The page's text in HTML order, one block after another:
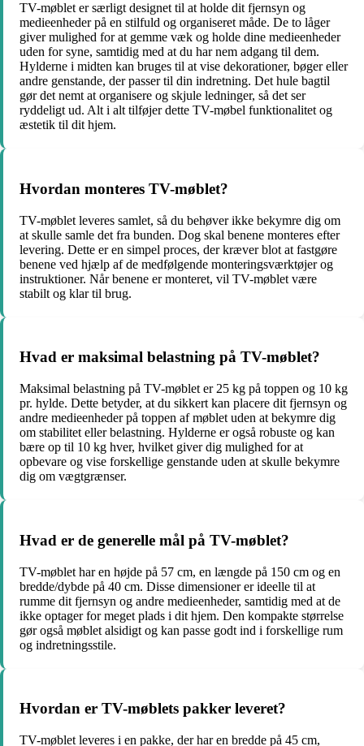
TV-møblet er særligt designet til at holde dit fjernsyn og
medieenheder på en stilfuld og organiseret måde. De to låger
giver mulighed for at gemme væk og holde dine medieenheder
uden for syne, samtidig med at du har nem adgang til dem.
Hylderne i midten kan bruges til at vise dekorationer, bøger eller
andre genstande, der passer til din indretning. Det hule bagtil
gør det nemt at organisere og skjule ledninger, så det ser
ryddeligt ud. Alt i alt tilføjer dette TV-møbel funktionalitet og
æstetik til dit hjem.
Hvordan monteres TV-møblet?
TV-møblet leveres samlet, så du behøver ikke bekymre dig om
at skulle samle det fra bunden. Dog skal benene monteres efter
levering. Dette er en simpel proces, der kræver blot at fastgøre
benene ved hjælp af de medfølgende monteringsværktøjer og
instruktioner. Når benene er monteret, vil TV-møblet være
stabilt og klar til brug.
Hvad er maksimal belastning på TV-møblet?
Maksimal belastning på TV-møblet er 25 kg på toppen og 10 kg
pr. hylde. Dette betyder, at du sikkert kan placere dit fjernsyn og
andre medieenheder på toppen af møblet uden at bekymre dig
om stabilitet eller belastning. Hylderne er også robuste og kan
bære op til 10 kg hver, hvilket giver dig mulighed for at
opbevare og vise forskellige genstande uden at skulle bekymre
dig om vægtgrænser.
Hvad er de generelle mål på TV-møblet?
TV-møblet har en højde på 57 cm, en længde på 150 cm og en
bredde/dybde på 40 cm. Disse dimensioner er ideelle til at
rumme dit fjernsyn og andre medieenheder, samtidig med at de
ikke optager for meget plads i dit hjem. Den kompakte størrelse
gør også møblet alsidigt og kan passe godt ind i forskellige rum
og indretningsstile.
Hvordan er TV-møblets pakker leveret?
TV-møblet leveres i en pakke, der har en bredde på 45 cm,